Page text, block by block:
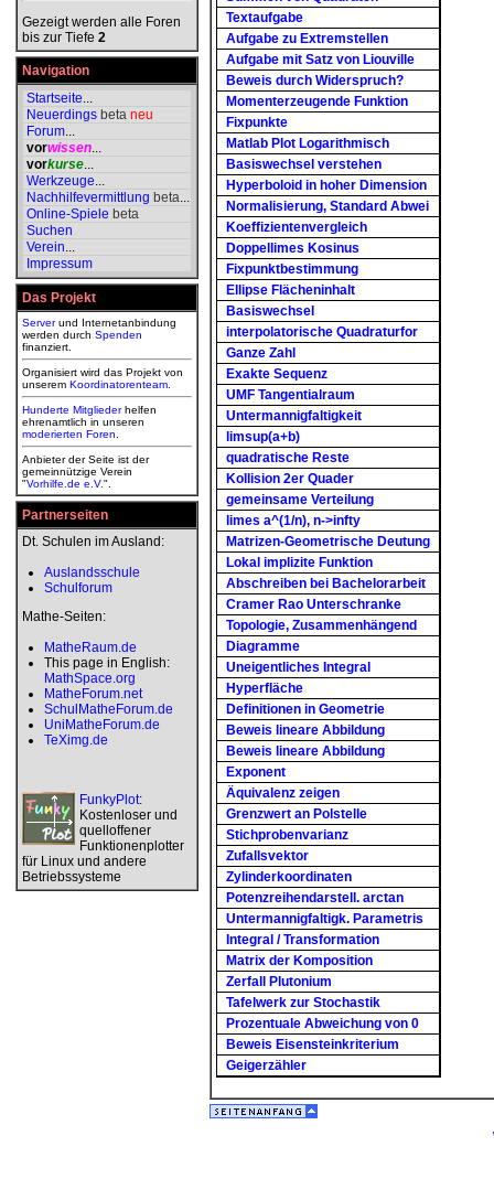
Gezeigt werden alle Foren
bis zur Tiefe 2
Navigation
Startseite...
Neuerdings beta neu
Forum...
vorwissen...
vorkurse...
Werkzeuge...
Nachhilfevermittlung beta...
Online-Spiele beta
Suchen
Verein...
Impressum
Das Projekt
Serverund Internetanbindung
werden durch Spenden
finanziert.
Organisiert wird das Projekt von
unserem Koordinatorenteam
Hunderte Mitgliederhelfen
ehrenamtlich in unseren
moderierten Foren
Anbieter der Seite ist der
gemeinnützige Verein
"Vorhilfe.de e.V.".
Partnerseiten
Dt. Schulen im Ausland:
Auslandsschule
Schulforum
Mathe-Seiten:
MatheRaum.de
This page in English:
MathSpace.org
MatheForum.net
SchulMatheForum.de
UniMatheForum.de
TeXimg.de
FunkyPlot:
Kostenloser und
quelloffener
Funktionenplotter
für Linux und andere
Betriebssysteme
Textaufgabe
Aufgabe zu Extremstellen
Aufgabe mit Satz von Liouville
Beweis durch Widerspruch?
Momenterzeugende Funktion
Fixpunkte
Matlab Plot Logarithmisch
Basiswechsel verstehen
Hyperboloid in hoher Dimension
Normalisierung, Standard Abwei
Koeffizientenvergleich
Doppellimes Kosinus
Fixpunktbestimmung
Ellipse Flächeninhalt
Basiswechsel
interpolatorische Quadraturfor
Ganze Zahl
Exakte Sequenz
UMF Tangentialraum
Untermannigfaltigkeit
limsup(a+b)
quadratische Reste
Kollision 2er Quader
gemeinsame Verteilung
limes a^(1/n), n->infty
Matrizen-Geometrische Deutung
Lokal implizite Funktion
Abschreiben bei Bachelorarbeit
Cramer Rao Unterschranke
Topologie, Zusammenhängend
Diagramme
Uneigentliches Integral
Hyperfläche
Definitionen in Geometrie
Beweis lineare Abbildung
Beweis lineare Abbildung
Exponent
Äquivalenz zeigen
Grenzwert an Polstelle
Stichprobenvarianz
Zufallsvektor
Zylinderkoordinaten
Potenzreihendarstell. arctan
Untermannigfaltigk. Parametris
Integral / Transformation
Matrix der Komposition
Zerfall Plutonium
Tafelwerk zur Stochastik
Prozentuale Abweichung von 0
Beweis Eisensteinkriterium
Geigerzähler